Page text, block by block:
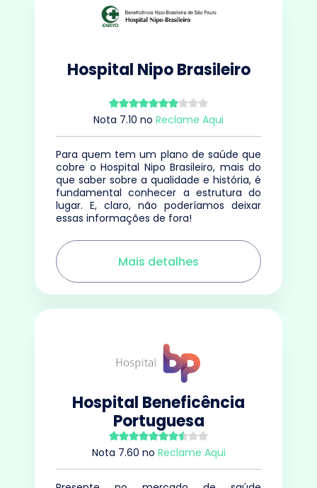
Hospital Nipo Brasileiro
Nota 7.10 no Reclame Aqui
Para quem tem um plano de saúde que
cobre o Hospital Nipo Brasileiro, mais do
que saber sobre a qualidade e história, é
fundamental conhecer a estrutura do
lugar. E, claro, não poderíamos deixar
essas informações de fora!
Mais detalhes
Hospital Beneficência
Portuguesa
Nota 7.60 no Reclame Aqui